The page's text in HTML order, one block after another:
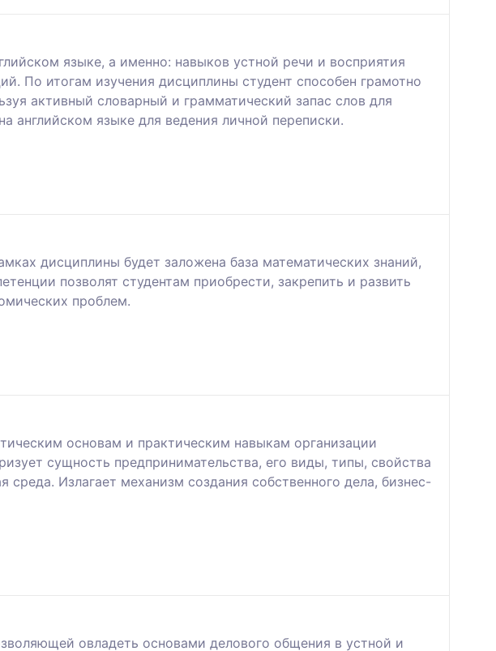
языке, а именно: навыков устной речи и восприятия
По итогам изучения дисциплины студент способен грамотно
активный словарный и грамматический запас слов для
английском языке для ведения личной переписки.
дисциплины будет заложена база математических знаний,
позволят студентам приобрести, закрепить и развить
проблем.
основам и практическим навыкам организации
сущность предпринимательства, его виды, типы, свойства
Излагает механизм создания собственного дела, бизнес-
овладеть основами делового общения в устной и